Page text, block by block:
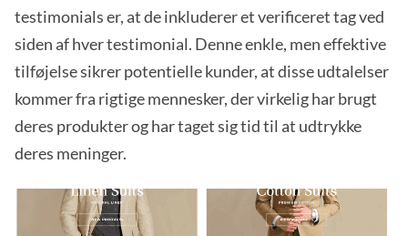
testimonials er, at de inkluderer et verificeret tag ved
siden af hver testimonial. Denne enkle, men effektive
tilføjelse sikrer potentielle kunder, at disse udtalelser
kommer fra rigtige mennesker, der virkelig har brugt
deres produkter og har taget sig tid til at udtrykke
deres meninger.